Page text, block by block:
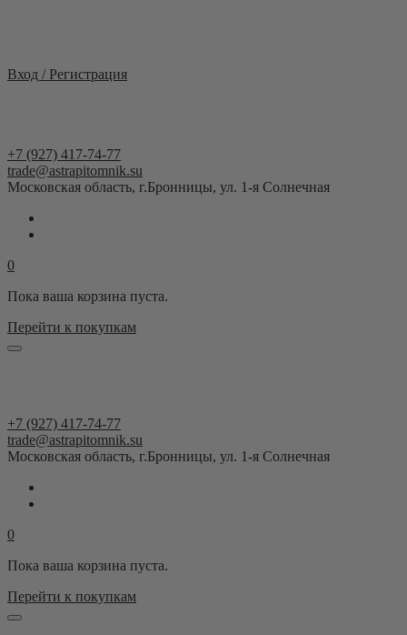
Вход / Регистрация
+7 (927) 417-74-77
trade@astrapitomnik.su
Московская область, г.Бронницы, ул. 1-я Солнечная
0
Пока ваша корзина пуста.
Перейти к покупкам
+7 (927) 417-74-77
trade@astrapitomnik.su
Московская область, г.Бронницы, ул. 1-я Солнечная
0
Пока ваша корзина пуста.
Перейти к покупкам